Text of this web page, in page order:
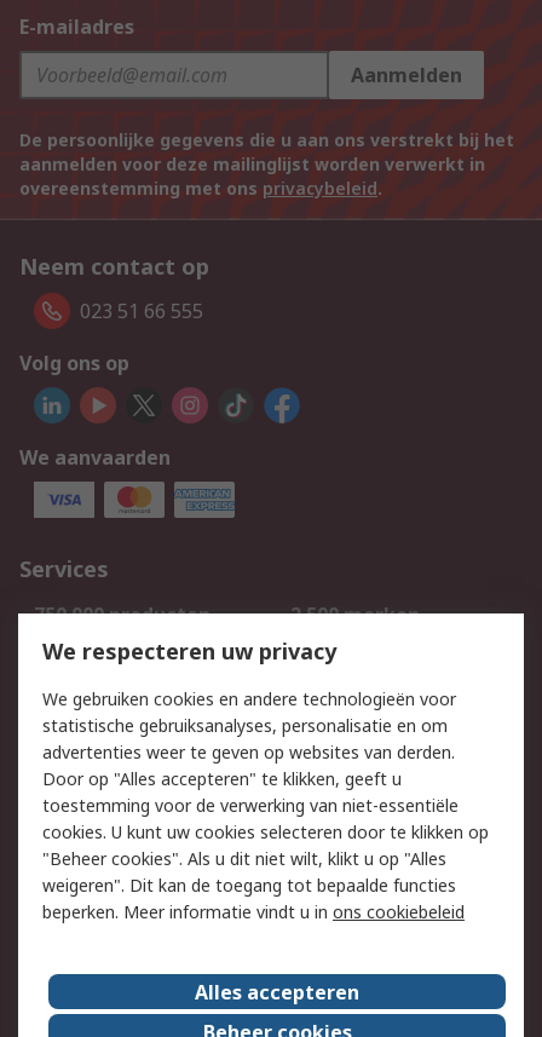
E-mailadres
Aanmelden
De persoonlijke gegevens die u aan ons verstrekt bij het
aanmelden voor deze mailinglijst worden verwerkt in
overeenstemming met ons privacybeleid.
Neem contact op
023 51 66 555
Volg ons op
We aanvaarden
Services
750.000 producten
2.500 merken
Bestellen
Inkoopoplossingen
Track & Trace
Wettelijk
Cookiebeleid
Email veiligheid
Privacybeleid
Websitevoorwaarden
Algemene
verkoopvoorwaarden
Over RS
RS Group Over ons
We respecteren uw privacy
We gebruiken cookies en andere technologieën voor
statistische gebruiksanalyses, personalisatie en om
advertenties weer te geven op websites van derden.
Door op "Alles accepteren" te klikken, geeft u
toestemming voor de verwerking van niet-essentiële
cookies. U kunt uw cookies selecteren door te klikken op
"Beheer cookies". Als u dit niet wilt, klikt u op "Alles
weigeren". Dit kan de toegang tot bepaalde functies
beperken. Meer informatie vindt u in ons cookiebeleid
Alles accepteren